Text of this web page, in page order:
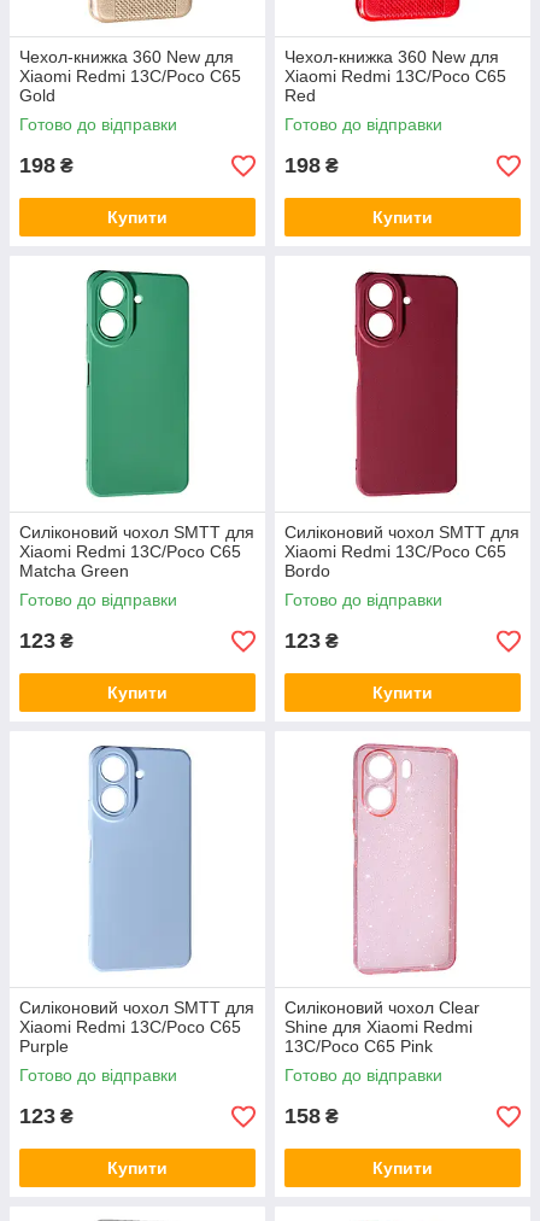
Чехол-книжка 360 New для
Xiaomi Redmi 13C/Poco C65
Gold
Готово до відправки
198 ₴
Купити
Чехол-книжка 360 New для
Xiaomi Redmi 13C/Poco C65
Red
Готово до відправки
198 ₴
Купити
Силіконовий чохол SMTT для
Xiaomi Redmi 13C/Poco C65
Matcha Green
Готово до відправки
123 ₴
Купити
Силіконовий чохол SMTT для
Xiaomi Redmi 13C/Poco C65
Bordo
Готово до відправки
123 ₴
Купити
Силіконовий чохол SMTT для
Xiaomi Redmi 13C/Poco C65
Purple
Готово до відправки
123 ₴
Купити
Силіконовий чохол Clear
Shine для Xiaomi Redmi
13C/Poco C65 Pink
Готово до відправки
158 ₴
Купити